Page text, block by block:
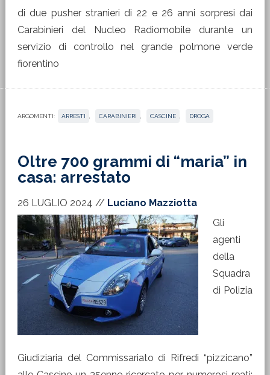
di due pusher stranieri di 22 e 26 anni sorpresi dai
Carabinieri del Nucleo Radiomobile durante un
servizio di controllo nel grande polmone verde
fiorentino
ARGOMENTI: ARRESTI CARABINIERI CASCINE DROGA
Oltre 700 grammi di “maria” in
casa: arrestato
26 LUGLIO 2024 // Luciano Mazziotta
Gli
agenti
della
Squadra
di Polizia
Giudiziaria del Commissariato di Rifredi “pizzicano”